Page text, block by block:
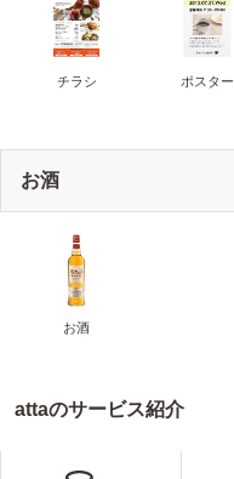
チラシ ポスター
お酒
お酒
attaのサービス紹介